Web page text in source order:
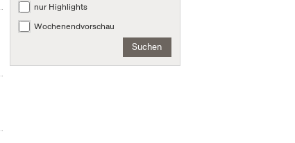
nur Highlights
Wochenendvorschau
Suchen